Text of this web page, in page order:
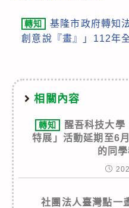
轉知
基隆市政府轉知
創意說『畫』」112年
相關內容
轉知
醒吾科技大學
特展」活動延期至6
的同
社團法人臺灣點一